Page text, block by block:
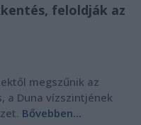
feloldják az
megszűnik az
a Duna vízszintjének
Bővebben...